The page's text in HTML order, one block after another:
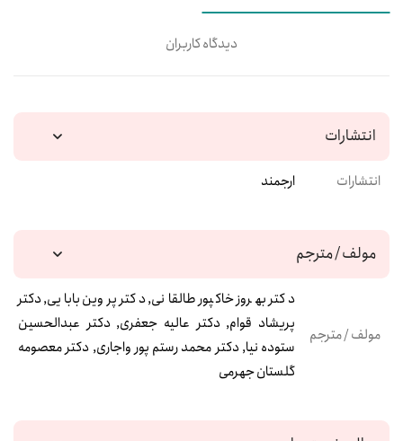
دیدگاه کاربران
انتشارات
انتشارات ارجمند
مولف / مترجم
مولف / مترجم
دکتر بهروز خاکپور طالقانی, دکتر پروین بابایی, دکتر
پریشاد قوام, دکتر عالیه جعفری, دکتر عبدالحسین
ستوده نیا, دکتر محمد رستم پور واجاری, دکتر معصومه
گلستان جهرمی